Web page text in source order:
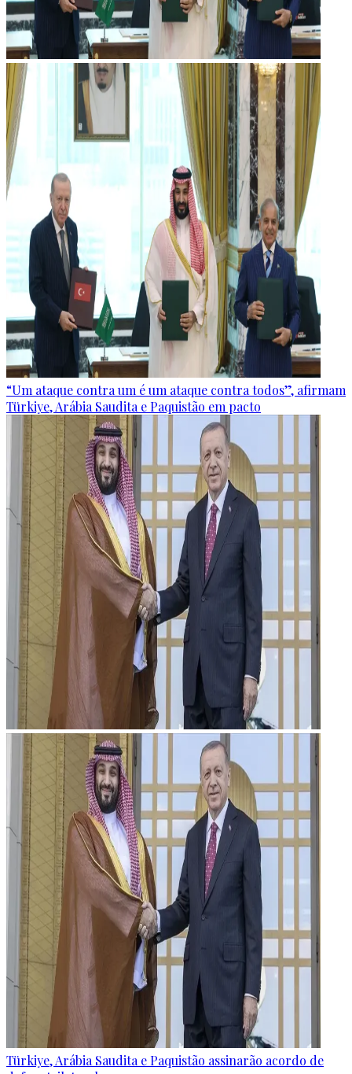
“Um ataque contra um é um ataque contra todos”, afirmam
Türkiye, Arábia Saudita e Paquistão em pacto
Türkiye, Arábia Saudita e Paquistão assinarão acordo de